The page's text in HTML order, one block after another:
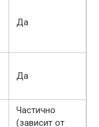
Да
Да
Частично
(зависит от